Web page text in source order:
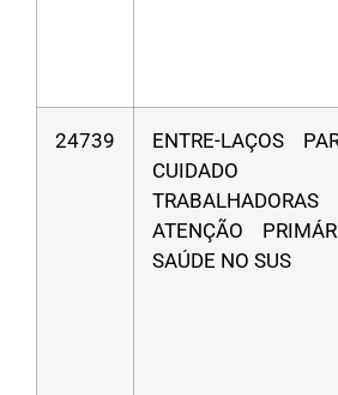
24739
ENTRE-LAÇOS
CUIDADO
ATENÇÃO
SAÚDE NO SUS